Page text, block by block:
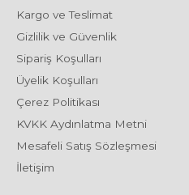
Kargo ve Teslimat
Gizlilik ve Güvenlik
Sipariş Koşulları
Üyelik Koşulları
Çerez Politikası
KVKK Aydınlatma Metni
Mesafeli Satış Sözleşmesi
İletişim